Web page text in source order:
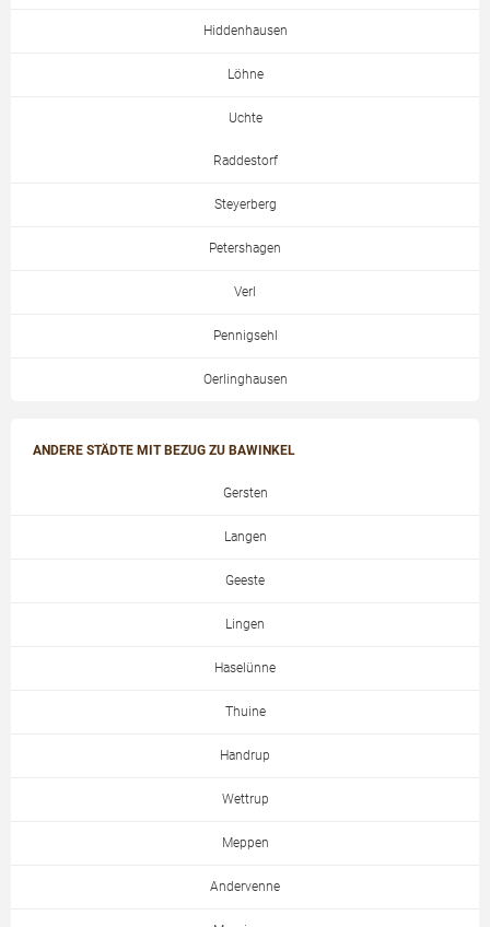
Hiddenhausen
Löhne
Uchte
Raddestorf
Steyerberg
Petershagen
Verl
Pennigsehl
Oerlinghausen
ANDERE STÄDTE MIT BEZUG ZU BAWINKEL
Gersten
Langen
Geeste
Lingen
Haselünne
Thuine
Handrup
Wettrup
Meppen
Andervenne